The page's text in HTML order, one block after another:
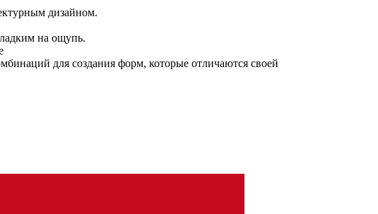
дизайном.
на ощупь.
для создания форм, которые отличаются своей